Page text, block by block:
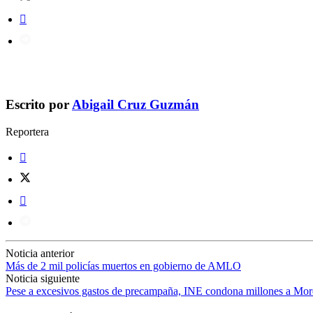
Escrito por Abigail Cruz Guzmán
Reportera
Noticia anterior
Más de 2 mil policías muertos en gobierno de AMLO
Noticia siguiente
Pese a excesivos gastos de precampaña, INE condona millones a